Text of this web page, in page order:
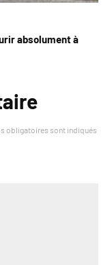
absolument à
obligatoires sont indiqués